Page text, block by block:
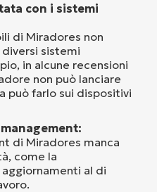
con i sistemi
di Miradores non
sistemi
in alcune recensioni
non può lanciare
può farlo sui dispositivi
di Miradores manca
come la
al di